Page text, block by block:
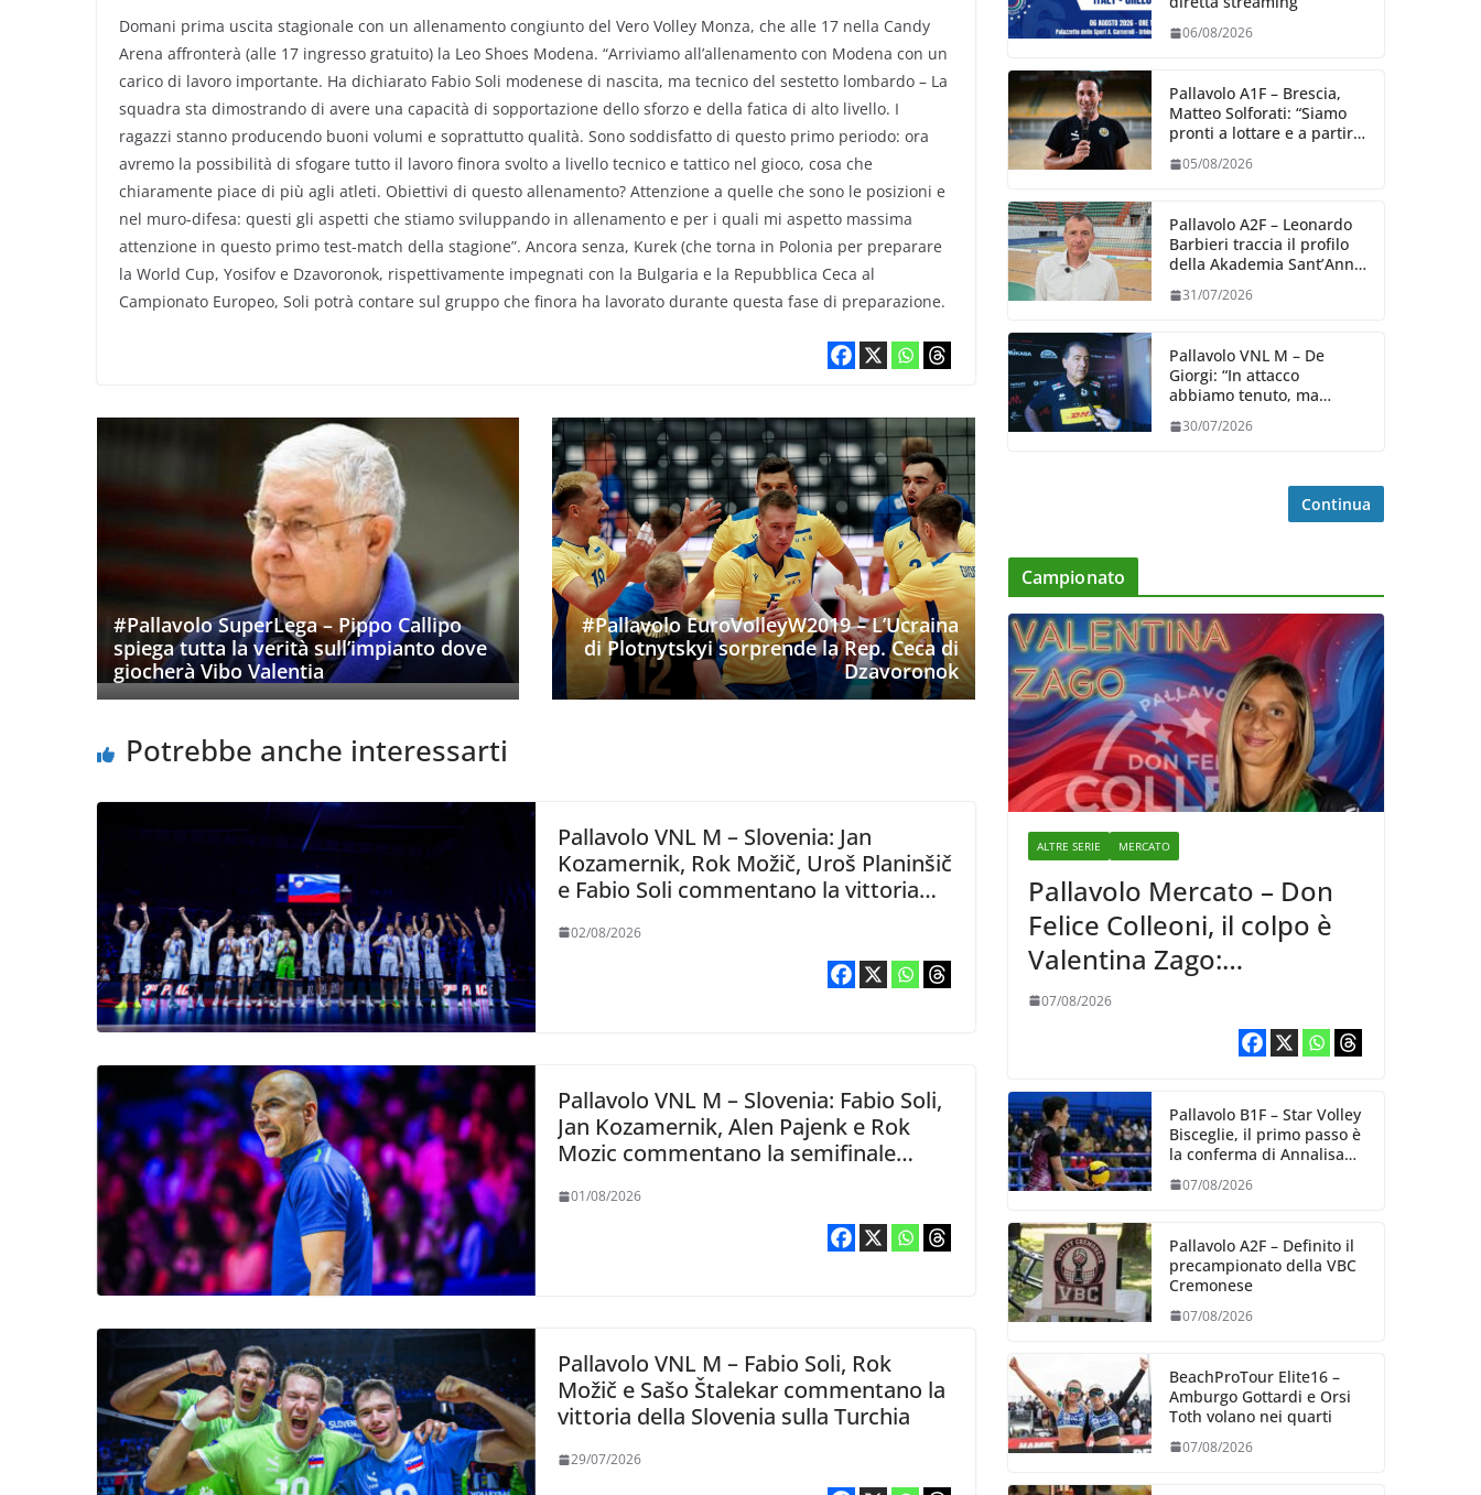
Domani prima uscita stagionale con un allenamento congiunto del Vero Volley Monza, che alle 17 nella Candy
Arena affronterà (alle 17 ingresso gratuito) la Leo Shoes Modena. “Arriviamo all’allenamento con Modena con un
carico di lavoro importante. Ha dichiarato Fabio Soli modenese di nascita, ma tecnico del sestetto lombardo – La
squadra sta dimostrando di avere una capacità di sopportazione dello sforzo e della fatica di alto livello. I
ragazzi stanno producendo buoni volumi e soprattutto qualità. Sono soddisfatto di questo primo periodo: ora
avremo la possibilità di sfogare tutto il lavoro finora svolto a livello tecnico e tattico nel gioco, cosa che
chiaramente piace di più agli atleti. Obiettivi di questo allenamento? Attenzione a quelle che sono le posizioni e
nel muro-difesa: questi gli aspetti che stiamo sviluppando in allenamento e per i quali mi aspetto massima
attenzione in questo primo test-match della stagione”. Ancora senza, Kurek (che torna in Polonia per preparare
la World Cup, Yosifov e Dzavoronok, rispettivamente impegnati con la Bulgaria e la Repubblica Ceca al
Campionato Europeo, Soli potrà contare sul gruppo che finora ha lavorato durante questa fase di preparazione.
#Pallavolo SuperLega – Pippo Callipo
spiega tutta la verità sull’impianto dove
giocherà Vibo Valentia
#Pallavolo EuroVolleyW2019 – L’Ucraina
di Plotnytskyi sorprende la Rep. Ceca di
Dzavoronok
Potrebbe anche interessarti
Pallavolo VNL M – Slovenia: Jan
Kozamernik, Rok Možič, Uroš Planinšič
e Fabio Soli commentano la vittoria
02/08/2026
Pallavolo VNL M – Slovenia: Fabio Soli,
Jan Kozamernik, Alen Pajenk e Rok
Mozic commentano la semifinale
01/08/2026
Pallavolo VNL M – Fabio Soli, Rok
Možič e Sašo Štalekar commentano la
vittoria della Slovenia sulla Turchia
29/07/2026
06/08/2026
Pallavolo A1F – Brescia,
Matteo Solforati: “Siamo
pronti a lottare e a partire
giorno”
05/08/2026
Pallavolo A2F – Leonardo
Barbieri traccia il profilo
della Akademia Sant’Anna
31/07/2026
Pallavolo VNL M – De
Giorgi: “In attacco
abbiamo tenuto, ma
dalla prestazione in
30/07/2026
Continua
Campionato
ALTRE SERIE MERCATO
Pallavolo Mercato – Don
Felice Colleoni, il colpo è
Valentina Zago:
esperienza e oltre 5.000
punti al servizio di
07/08/2026
Pallavolo B1F – Star Volley
Bisceglie, il primo passo è
la conferma di Annalisa
Mileno
07/08/2026
Pallavolo A2F – Definito il
precampionato della VBC
Cremonese
07/08/2026
BeachProTour Elite16 –
Amburgo Gottardi e Orsi
Toth volano nei quarti
07/08/2026